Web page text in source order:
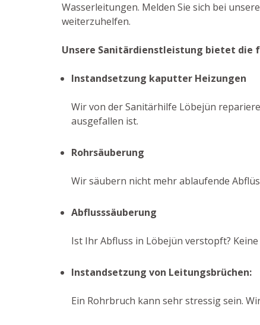
Wasserleitungen. Melden Sie sich bei
weiterzuhelfen.
Unsere Sanitärdienstleistung bietet die
Instandsetzung kaputter Heizungen
Wir von der Sanitärhilfe Löbejün
ausgefallen ist.
Rohrsäuberung
Wir säubern nicht mehr ablaufende
Abflusssäuberung
Ist Ihr Abfluss in Löbejün verstopft?
Instandsetzung von Leitungsbrüchen:
Ein Rohrbruch kann sehr stressig sein.